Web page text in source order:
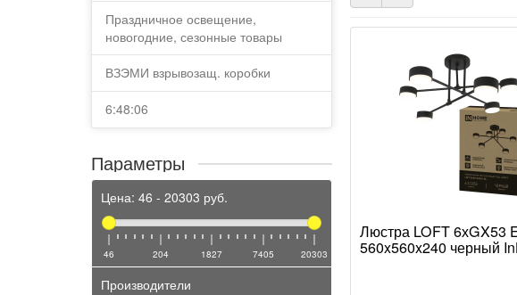
Праздничное освещение,
новогодние, сезонные товары
ВЗЭМИ взрывозащ. коробки
6:48:06
Параметры
Цена: 46 - 20303 руб.
46 204 1827 7405 20303
Производители
Люстра LOFT 6хGX53
560x560x240 черный